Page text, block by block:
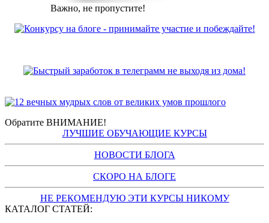
Важно, не пропустите!
Обратите ВНИМАНИЕ!
ЛУЧШИЕ ОБУЧАЮЩИЕ КУРСЫ
НОВОСТИ БЛОГА
СКОРО НА БЛОГЕ
НЕ РЕКОМЕНДУЮ ЭТИ КУРСЫ НИКОМУ
КАТАЛОГ СТАТЕЙ: